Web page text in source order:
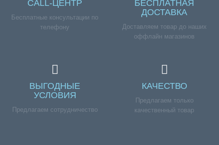
CALL-ЦЕНТР
Бесплатные консультации по
телефону
БЕСПЛАТНАЯ
ДОСТАВКА
Доставляем товар до наших
оффлайн магазинов
ВЫГОДНЫЕ
УСЛОВИЯ
Предлагаем сотрудничество
КАЧЕСТВО
Предлагаем только
качественный товар